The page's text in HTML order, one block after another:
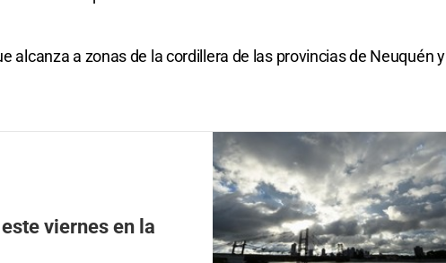
alcanza a zonas de la cordillera de las provincias de Neuquén y
viernes en la